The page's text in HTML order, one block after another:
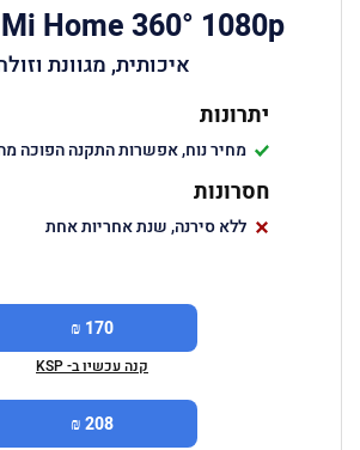
Home 360° 1080p
איכותית, מגוונת
יתרונות
מחיר נוח, אפשרות התקנה הפוכה
חסרונות
ללא סירנה, שנת אחריות אחת
170 ₪
קנה עכשיו ב- KSP
208 ₪